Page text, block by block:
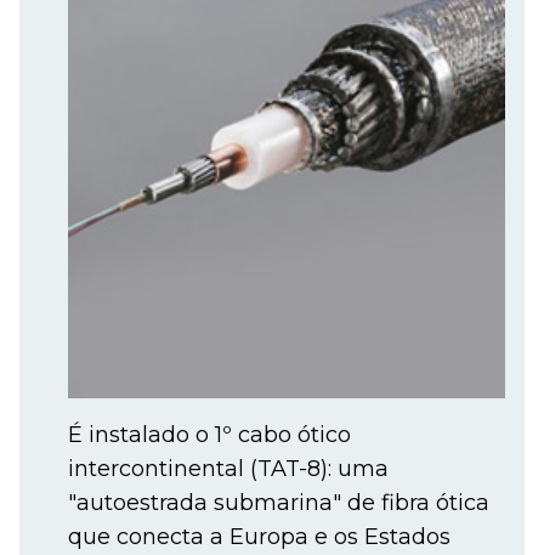
É instalado o 1º cabo ótico
intercontinental (TAT-8): uma
"autoestrada submarina" de fibra ótica
que conecta a Europa e os Estados